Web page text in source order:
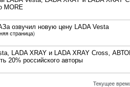
MORE
озвучил новую цену LADA Vesta
страница)
LADA XRAY и LADA XRAY Cross,
20% российского авторы
Текущее